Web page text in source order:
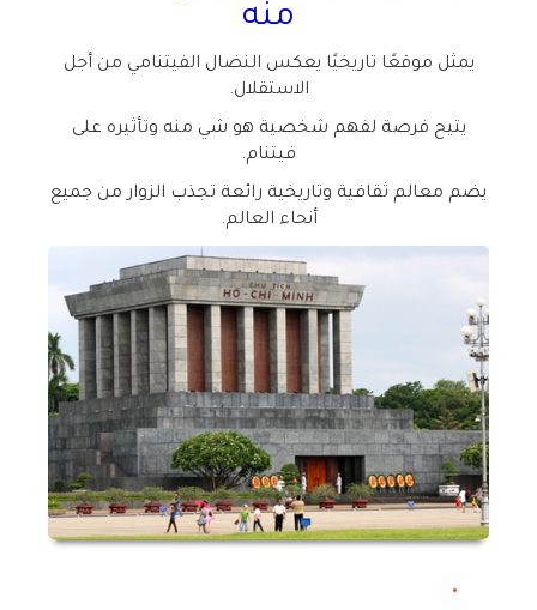
منه
يمثل موقعًا تاريخيًا يعكس النضال الفيتنامي من أجل
الاستقلال.
يتيح فرصة لفهم شخصية هو شي منه وتأثيره على
فيتنام.
يضم معالم ثقافية وتاريخية رائعة تجذب الزوار من جميع
أنحاء العالم.